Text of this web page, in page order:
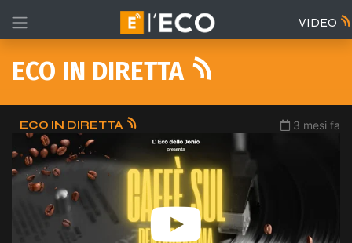
VIDEO
ECO IN DIRETTA
ECO IN DIRETTA 3 mesi fa